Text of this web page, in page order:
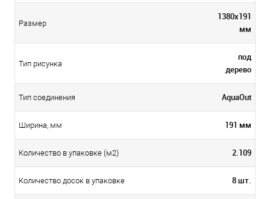
Размер
1380х191
мм
Тип рисунка
под
дерево
Тип соединения AquaOut
Ширина, мм 191 мм
Количество в упаковке (м2) 2.109
Количество досок в упаковке 8 шт.